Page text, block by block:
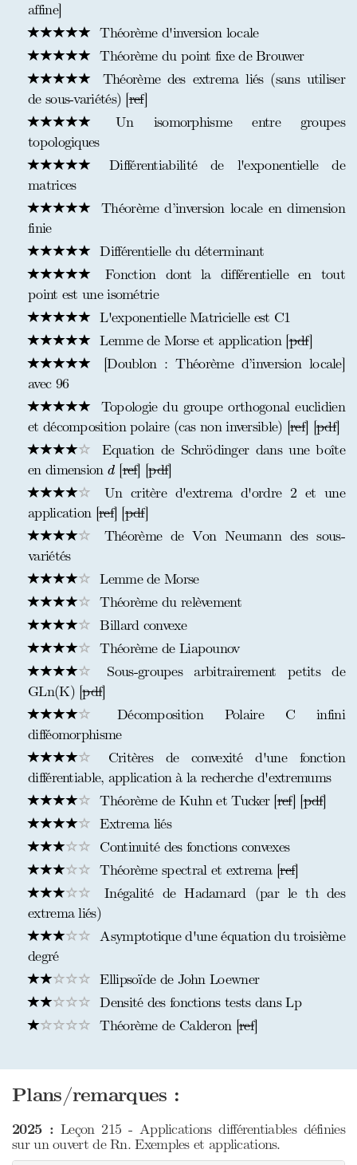
affine]
Théorème d'inversion locale
Théorème du point fixe de Brouwer
Théorème des extrema liés (sans utiliser
de sous-variétés) [ref]
Un isomorphisme entre groupes
topologiques
Différentiabilité de l'exponentielle de
matrices
Théorème d’inversion locale en dimension
finie
Différentielle du déterminant
Fonction dont la différentielle en tout
point est une isométrie
L'exponentielle Matricielle est C1
Lemme de Morse et application [pdf]
[Doublon : Théorème d’inversion locale]
avec 96
Topologie du groupe orthogonal euclidien
et décomposition polaire (cas non inversible) [ref] [pdf]
Equation de Schrödinger dans une boîte
en dimension d
d[ref] [pdf]
Un critère d'extrema d'ordre 2 et une
application [ref] [pdf]
Théorème de Von Neumann des sous-
variétés
Lemme de Morse
Théorème du relèvement
Billard convexe
Théorème de Liapounov
Sous-groupes arbitrairement petits de
GLn(K) [pdf]
Décomposition Polaire C infini
difféomorphisme
Critères de convexité d'une fonction
différentiable, application à la recherche d'extremums
Théorème de Kuhn et Tucker [ref] [pdf]
Extrema liés
Continuité des fonctions convexes
Théorème spectral et extrema [ref]
Inégalité de Hadamard (par le th des
extrema liés)
Asymptotique d'une équation du troisième
degré
Ellipsoïde de John Loewner
Densité des fonctions tests dans Lp
Théorème de Calderon [ref]
Plans/remarques :
2025 : Leçon 215 - Applications différentiables définies
sur un ouvert de Rn. Exemples et applications.